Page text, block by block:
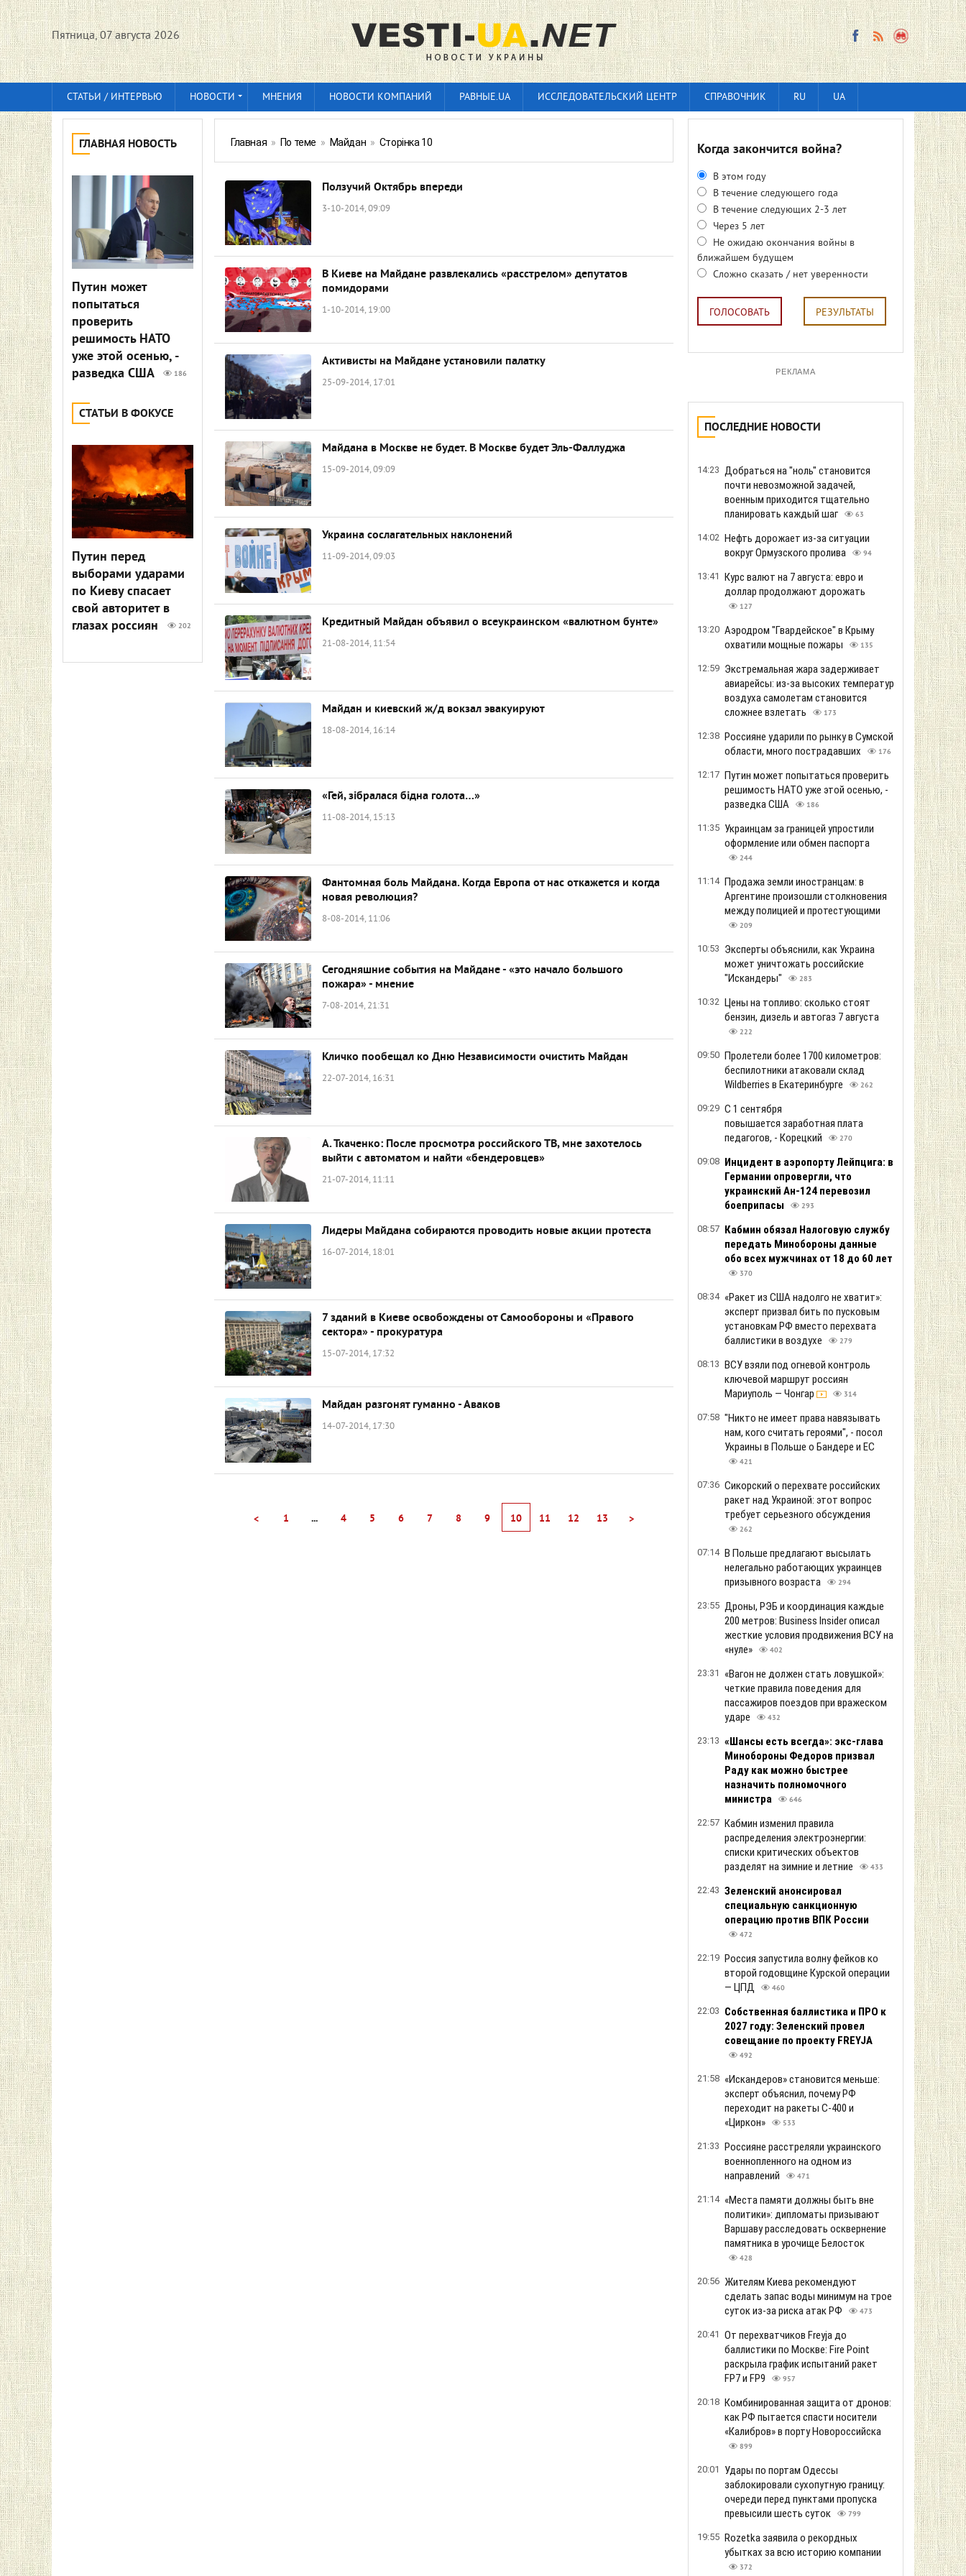
Пятница, 07 августа 2026
СТАТЬИ / ИНТЕРВЬЮ НОВОСТИ МНЕНИЯ НОВОСТИ КОМПАНИЙ РАВНЫЕ.UA ИССЛЕДОВАТЕЛЬСКИЙ ЦЕНТР СПРАВОЧНИК RU UA
ГЛАВНАЯ НОВОСТЬ
Путин может
попытаться
проверить
решимость НАТО
уже этой осенью, -
разведка США
186
СТАТЬИ В ФОКУСЕ
Путин перед
выборами ударами
по Киеву спасает
свой авторитет в
глазах россиян
202
Главная » По теме » Майдан » Сторінка 10
Ползучий Октябрь впереди
3-10-2014, 09:09
В Киеве на Майдане развлекались «расстрелом» депутатов
помидорами
1-10-2014, 19:00
Активисты на Майдане установили палатку
25-09-2014, 17:01
Майдана в Москве не будет. В Москве будет Эль-Фаллуджа
15-09-2014, 09:09
Украина сослагательных наклонений
11-09-2014, 09:03
Кредитный Майдан объявил о всеукраинском «валютном бунте»
21-08-2014, 11:54
Майдан и киевский ж/д вокзал эвакуируют
18-08-2014, 16:14
«Гей, зібралася бідна голота…»
11-08-2014, 15:13
Фантомная боль Майдана. Когда Европа от нас откажется и когда
новая революция?
8-08-2014, 11:06
Сегодняшние события на Майдане - «это начало большого
пожара» - мнение
7-08-2014, 21:31
Кличко пообещал ко Дню Независимости очистить Майдан
22-07-2014, 16:31
А. Ткаченко: После просмотра российского ТВ, мне захотелось
выйти с автоматом и найти «бендеровцев»
21-07-2014, 11:11
Лидеры Майдана собираются проводить новые акции протеста
16-07-2014, 18:01
7 зданий в Киеве освобождены от Самообороны и «Правого
сектора» - прокуратура
15-07-2014, 17:32
Майдан разгонят гуманно - Аваков
14-07-2014, 17:30
< 1 ... 4 5 6 7 8 9 10 11 12 13 >
Когда закончится война?
В этом году
В течение следующего года
В течение следующих 2-3 лет
Через 5 лет
Не ожидаю окончания войны в
ближайшем будущем
Сложно сказать / нет уверенности
ГОЛОСОВАТЬ РЕЗУЛЬТАТЫ
РЕКЛАМА
ПОСЛЕДНИЕ НОВОСТИ
14:23 Добраться на "ноль" становится
почти невозможной задачей,
военным приходится тщательно
планировать каждый шаг
63
14:02 Нефть дорожает из-за ситуации
вокруг Ормузского пролива
94
13:41 Курс валют на 7 августа: евро и
доллар продолжают дорожать
127
13:20 Аэродром "Гвардейское" в Крыму
охватили мощные пожары
135
12:59 Экстремальная жара задерживает
авиарейсы: из-за высоких температур
воздуха самолетам становится
сложнее взлетать
173
12:38 Россияне ударили по рынку в Сумской
области, много пострадавших
176
12:17 Путин может попытаться проверить
решимость НАТО уже этой осенью, -
разведка США
186
11:35 Украинцам за границей упростили
оформление или обмен паспорта
244
11:14 Продажа земли иностранцам: в
Аргентине произошли столкновения
между полицией и протестующими
209
10:53 Эксперты объяснили, как Украина
может уничтожать российские
"Искандеры"
283
10:32 Цены на топливо: сколько стоят
бензин, дизель и автогаз 7 августа
222
09:50 Пролетели более 1700 километров:
беспилотники атаковали склад
Wildberries в Екатеринбурге
262
09:29 С 1 сентября
повышается заработная плата
педагогов, - Корецкий
270
09:08 Инцидент в аэропорту Лейпцига: в
Германии опровергли, что
украинский Ан-124 перевозил
боеприпасы
293
08:57 Кабмин обязал Налоговую службу
передать Минобороны данные
обо всех мужчинах от 18 до 60 лет
370
08:34 «Ракет из США надолго не хватит»:
эксперт призвал бить по пусковым
установкам РФ вместо перехвата
баллистики в воздухе
279
08:13 ВСУ взяли под огневой контроль
ключевой маршрут россиян
Мариуполь — Чонгар
314
07:58 "Никто не имеет права навязывать
нам, кого считать героями", - посол
Украины в Польше о Бандере и ЕС
421
07:36 Сикорский о перехвате российских
ракет над Украиной: этот вопрос
требует серьезного обсуждения
262
07:14 В Польше предлагают высылать
нелегально работающих украинцев
призывного возраста
294
23:55 Дроны, РЭБ и координация каждые
200 метров: Business Insider описал
жесткие условия продвижения ВСУ на
«нуле»
402
23:31
«Вагон не должен стать ловушкой»:
четкие правила поведения для
пассажиров поездов при вражеском
ударе
432
23:13 «Шансы есть всегда»: экс-глава
Минобороны Федоров призвал
Раду как можно быстрее
назначить полномочного
министра
646
22:57 Кабмин изменил правила
распределения электроэнергии:
списки критических объектов
разделят на зимние и летние
433
22:43 Зеленский анонсировал
специальную санкционную
операцию против ВПК России
472
22:19 Россия запустила волну фейков ко
второй годовщине Курской операции
— ЦПД
460
22:03 Собственная баллистика и ПРО к
2027 году: Зеленский провел
совещание по проекту FREYJA
492
21:58 «Искандеров» становится меньше:
эксперт объяснил, почему РФ
переходит на ракеты С-400 и
«Циркон»
533
21:33 Россияне расстреляли украинского
военнопленного на одном из
направлений
471
21:14 «Места памяти должны быть вне
политики»: дипломаты призывают
Варшаву расследовать осквернение
памятника в урочище Белосток
428
20:56 Жителям Киева рекомендуют
сделать запас воды минимум на трое
суток из-за риска атак РФ
473
20:41 От перехватчиков Freyja до
баллистики по Москве: Fire Point
раскрыла график испытаний ракет
FP7 и FP9
957
20:18 Комбинированная защита от дронов:
как РФ пытается спасти носители
«Калибров» в порту Новороссийска
899
20:01
Удары по портам Одессы
заблокировали сухопутную границу:
очереди перед пунктами пропуска
превысили шесть суток
799
19:55 Rozetka заявила о рекордных
убытках за всю историю компании
372